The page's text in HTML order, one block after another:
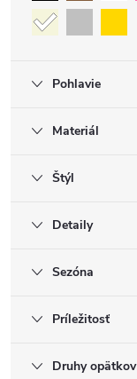
Pohlavie
Materiál
Štýl
Detaily
Sezóna
Príležitosť
Druhy opätkov